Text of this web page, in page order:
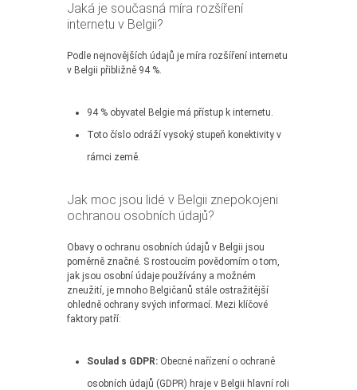
Jaká je současná míra rozšíření
internetu v Belgii?
Podle nejnovějších údajů je míra rozšíření internetu
v Belgii přibližně 94 %.
94 % obyvatel Belgie má přístup k internetu.
Toto číslo odráží vysoký stupeň konektivity v
rámci země.
Jak moc jsou lidé v Belgii znepokojeni
ochranou osobních údajů?
Obavy o ochranu osobních údajů v Belgii jsou
poměrně značné. S rostoucím povědomím o tom,
jak jsou osobní údaje používány a možném
zneužití, je mnoho Belgičanů stále ostražitější
ohledně ochrany svých informací. Mezi klíčové
faktory patří:
Soulad s GDPR: Obecné nařízení o ochraně
osobních údajů (GDPR) hraje v Belgii hlavní roli